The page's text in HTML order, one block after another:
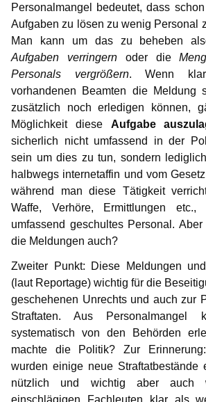
Personalmangel bedeutet, dass
Aufgaben zu lösen zu wenig Personal
Man kann um das zu beheben
Aufgaben verringernoder die
Personals vergrößern. Wenn
vorhandenen Beamten die Meldung
zusätzlich noch erledigen können,
Möglichkeit diese Aufgabe
sicherlich nicht umfassend in der
sein um dies zu tun, sondern
halbwegs internetaffin und vom
während man diese Tätigkeit
Waffe, Verhöre, Ermittlungen
umfassend geschultes Personal.
die Meldungen auch?
Zweiter Punkt: Diese Meldungen
(laut Reportage) wichtig für die
geschehenen Unrechts und auch zur
Straftaten. Aus Personalmangel
systematisch von den Behörden
machte die Politik? Zur
wurden einige neue Straftatbestände
nützlich und wichtig aber auch
einschlägigen Fachleuten klar als